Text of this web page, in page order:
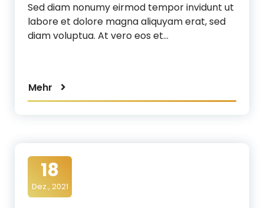
Sed diam nonumy eirmod tempor invidunt ut
labore et dolore magna aliquyam erat, sed
diam voluptua. At vero eos et…
Mehr
18
Dez., 2021